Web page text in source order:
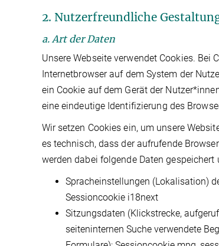
2. Nutzerfreundliche
a. Art der Daten
Unsere Webseite verwendet Cookies.
Internetbrowser auf dem System der
ein Cookie auf dem Gerät der
eine eindeutige Identifizierung des
Wir setzen Cookies ein, um unsere
es technisch, dass der aufrufende
werden dabei folgende Daten gespeichert
Spracheinstellungen (Lokalisation)
Sessioncookie i18next
Sitzungsdaten (Klickstrecke,
seiteninternen Suche verwendete